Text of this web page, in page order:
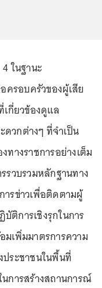
ในฐานะ
ครอบครัวของผู้เสีย
เกี่ยวข้องดูแล
วกต่างๆ ที่จำเป็น
ทางราชการอย่างเต็ม
รวบรวมหลักฐานทาง
รข่าวเพื่อติดตามผู้
ติการเชิงรุกในการ
เพิ่มมาตรการความ
ระชาชนในพื้นที่
การสร้างสถานการณ์